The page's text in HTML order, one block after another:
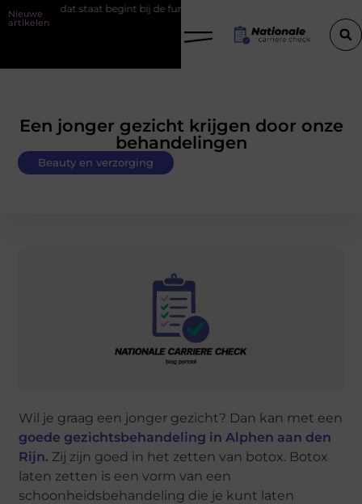
Nieuwe
artikelen
dat staat begint bij de fundering
Een jonger gezicht krijgen door onze
behandelingen
Beauty en verzorging
Wil je graag een jonger gezicht? Dan kan met een
goede gezichtsbehandeling in Alphen aan den
Rijn. Zij zijn goed in het zetten van botox. Botox
laten zetten is een vorm van een
schoonheidsbehandeling die je kunt laten